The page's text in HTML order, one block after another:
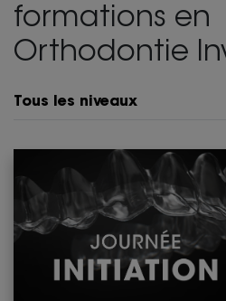
formations en
Orthodontie